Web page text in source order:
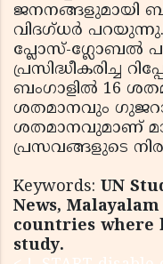
ജനനങ്ങളുമായി
വിദഗ്ധര്‍
പ്ലോസ്-ഗ്ലോബല്‍
പ്രസിദ്ധീകരിച്ച
ബംഗാളില്‍ 16
ശതമാനവും
ശതമാനവുമാണ്
പ്രസവങ്ങളുടെ
Keywords: UN
News,
countries where
study.